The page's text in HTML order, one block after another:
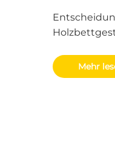
langfristigen
B2B-
Mehr